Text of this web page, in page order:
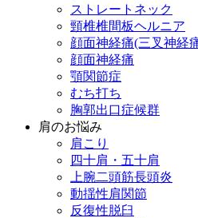
ストレートネック
頸椎椎間板ヘルニア
顔面神経痛(三叉神経
顔面神経痛
顎関節症
むち打ち
胸郭出口症候群
肩のお悩み
肩こり
四十肩・五十肩
上腕二頭筋長頭炎
動揺性肩関節
反復性脱臼